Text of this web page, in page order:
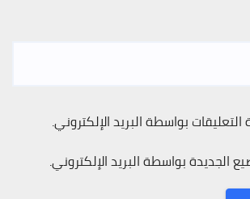
بواسطة البريد الإلكتروني.
الجديدة بواسطة البريد الإلكتروني.